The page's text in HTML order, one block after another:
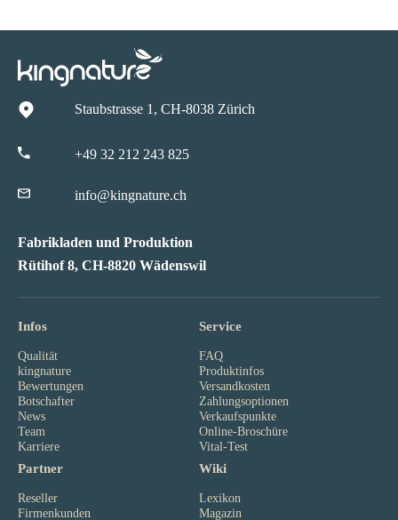
Staubstrasse 1, CH-8038 Zürich
+49 32 212 243 825
info@kingnature.ch
Fabrikladen und Produktion
Rütihof 8, CH-8820 Wädenswil
Infos
Qualität
kingnature
Bewertungen
Botschafter
News
Team
Karriere
Service
FAQ
Produktinfos
Versandkosten
Zahlungsoptionen
Verkaufspunkte
Online-Broschüre
Vital-Test
Partner
Reseller
Firmenkunden
Wiki
Lexikon
Magazin